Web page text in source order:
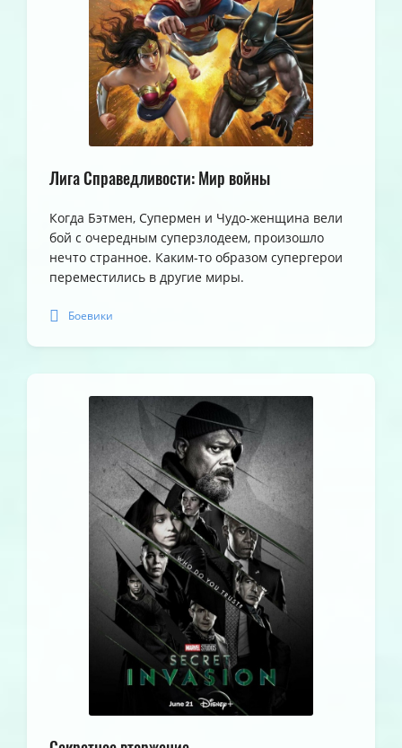
Лига Справедливости: Мир войны
Когда Бэтмен, Супермен и Чудо-женщина вели
бой с очередным суперзлодеем, произошло
нечто странное. Каким-то образом супергерои
переместились в другие миры.
Боевики